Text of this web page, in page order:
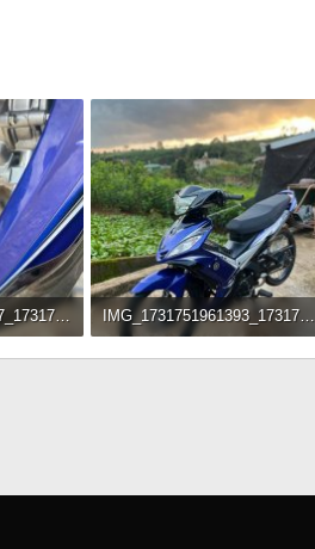
IMG_1731751961417_1731752720935.jpg IMG_1731751961393_1731752719722.jpg
255.7 KB · Đọc: 251